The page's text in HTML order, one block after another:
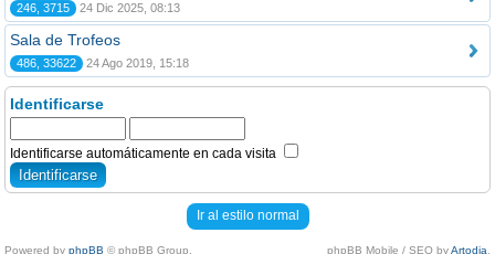
246, 3715 24 Dic 2025, 08:13
Sala de Trofeos
486, 33622 24 Ago 2019, 15:18
Identificarse
Identificarse automáticamente en cada visita
Ir al estilo normal
Powered by phpBB © phpBB Group. phpBB Mobile / SEO byArtodia